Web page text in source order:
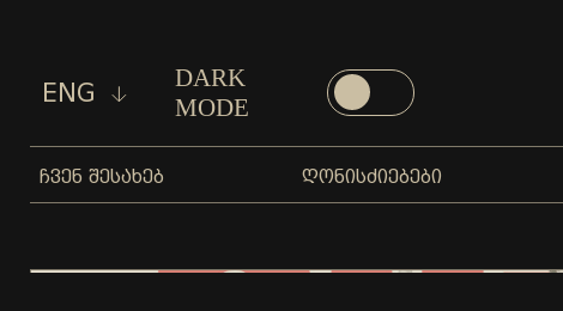
ENG
DARK
MODE
ᲩᲕᲔᲜ ᲨᲔᲡᲐᲮᲔᲑ ᲦᲝᲜᲘᲡᲫᲘᲔᲑᲔᲑᲘ